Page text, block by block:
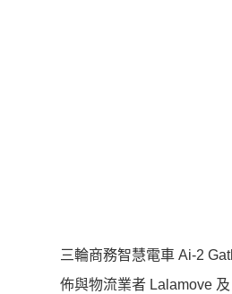
三輪商務智慧電車 Ai-2
佈與物流業者 Lalamove